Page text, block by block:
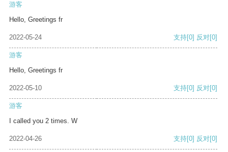
游客
Hello, Greetings fr
2022-05-24 支持[0] 反对[0]
游客
Hello, Greetings fr
2022-05-10 支持[0] 反对[0]
游客
I called you 2 times. W
2022-04-26 支持[0] 反对[0]